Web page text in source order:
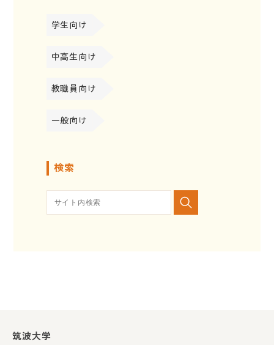
学生向け
中高生向け
教職員向け
一般向け
検索
筑波大学